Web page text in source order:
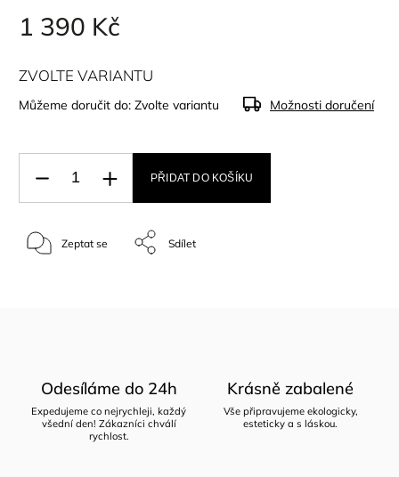
1 390 Kč
ZVOLTE VARIANTU
Můžeme doručit do: Zvolte variantu Možnosti doručení
PŘIDAT DO KOŠÍKU
Zeptat se Sdílet
Odesíláme do 24h
Expedujeme co nejrychleji, každý
všední den! Zákazníci chválí
rychlost.
Krásně zabalené
Vše připravujeme ekologicky,
esteticky a s láskou.